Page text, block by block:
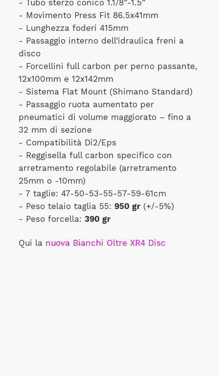
- Tubo sterzo conico 1.1/8”-1.5”
- Movimento Press Fit 86.5x41mm
- Lunghezza foderi 415mm
- Passaggio interno dell’idraulica freni a
disco
- Forcellini full carbon per perno passante,
12x100mm e 12x142mm
- Sistema Flat Mount (Shimano Standard)
- Passaggio ruota aumentato per
pneumatici di volume maggiorato – fino a
32 mm di sezione
- Compatibilità Di2/Eps
- Reggisella full carbon specifico con
arretramento regolabile (arretramento
25mm o -10mm)
- 7 taglie: 47-50-53-55-57-59-61cm
- Peso telaio taglia 55: 950 gr(+/-5%)
- Peso forcella: 390 gr
Qui la nuova Bianchi Oltre XR4 Disc